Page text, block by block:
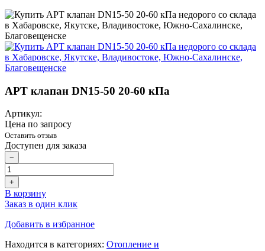
APT клапан DN15-50 20-60 кПа
Артикул:
Цена по запросу
Оставить отзыв
Доступен для заказа
−
+
В корзину
Заказ в один клик
Добавить в избранное
Находится в категориях: Отопление и